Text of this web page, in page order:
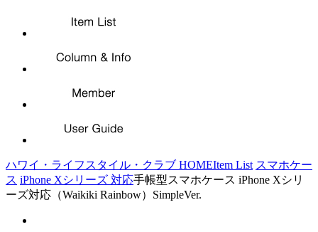
ハワイ・ライフスタイル・クラブ HOMEItem List スマホケー
ス iPhone Xシリーズ 対応手帳型スマホケース iPhone Xシリ
ーズ対応（Waikiki Rainbow）SimpleVer.